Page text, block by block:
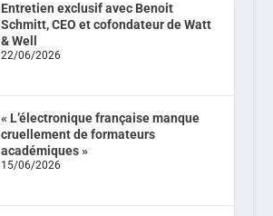
Entretien exclusif avec Benoit
Schmitt, CEO et cofondateur de Watt
& Well
22/06/2026
« L’électronique française manque
cruellement de formateurs
académiques »
15/06/2026